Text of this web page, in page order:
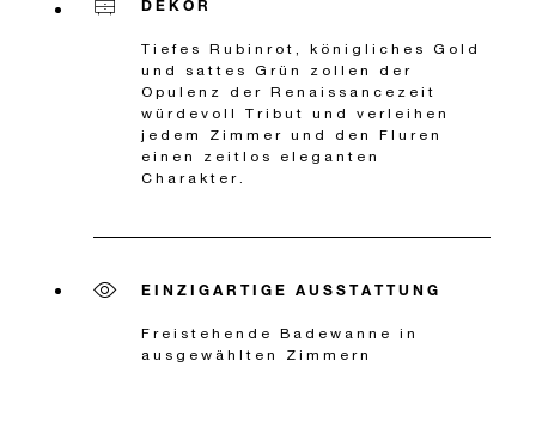
DEKOR
Tiefes Rubinrot, königliches Gold
und sattes Grün zollen der
Opulenz der Renaissancezeit
würdevoll Tribut und verleihen
jedem Zimmer und den Fluren
einen zeitlos eleganten
Charakter.
EINZIGARTIGE AUSSTATTUNG
Freistehende Badewanne in
ausgewählten Zimmern